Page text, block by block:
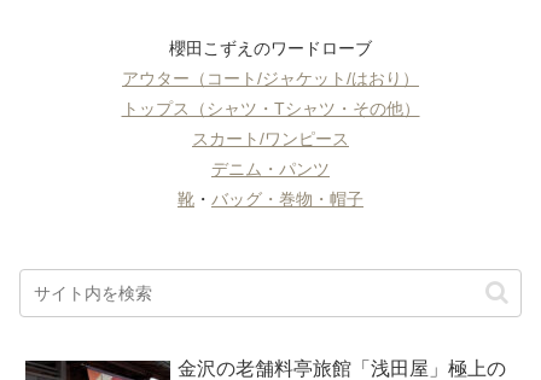
櫻田こずえのワードローブ
アウター（コート/ジャケット/はおり）
トップス（シャツ・Tシャツ・その他）
スカート/ワンピース
デニム・パンツ
靴 ・ バッグ・巻物・帽子
金沢の老舗料亭旅館「浅田屋」極上の